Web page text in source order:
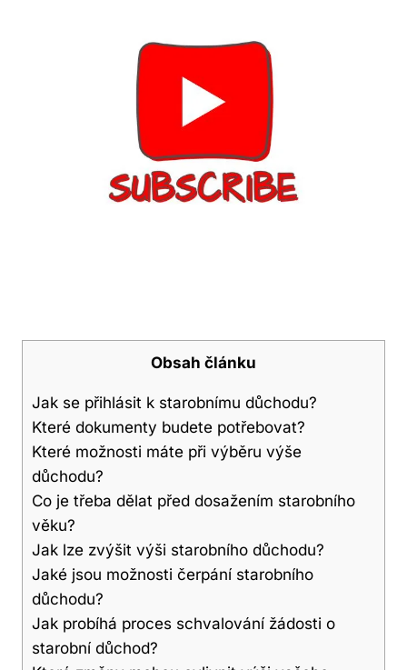
Obsah článku
Jak se přihlásit k starobnímu důchodu?
Které dokumenty budete potřebovat?
Které možnosti máte při výběru výše
důchodu?
Co je třeba dělat před dosažením starobního
věku?
Jak lze zvýšit výši starobního důchodu?
Jaké jsou možnosti čerpání starobního
důchodu?
Jak probíhá proces schvalování žádosti o
starobní důchod?